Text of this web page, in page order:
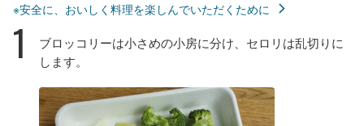
※安全に、おいしく料理を楽しんでいただくために
1
ブロッコリーは小さめの小房に分け、セロリは乱切りに
します。